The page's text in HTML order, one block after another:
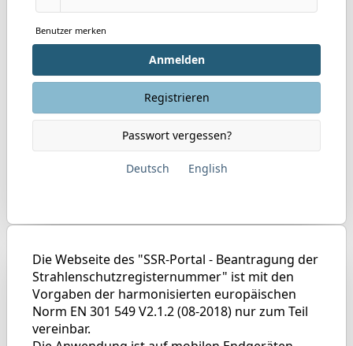
Benutzer merken
Anmelden
Registrieren
Passwort vergessen?
Deutsch English
Die Webseite des "SSR-Portal - Beantragung der
Strahlenschutzregisternummer" ist mit den
Vorgaben der harmonisierten europäischen
Norm EN 301 549 V2.1.2 (08-2018) nur zum Teil
vereinbar.